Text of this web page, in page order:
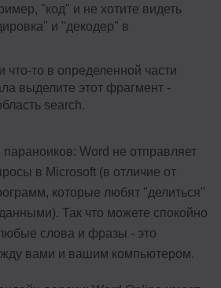
"код" и не хотите видеть
и "декодер" в
что-то в определенной части
выделите этот фрагмент -
search.
Word не отправляет
в Microsoft (в отличие от
которые любят "делиться"
Так что можете спокойно
слова и фразы - это
вами и вашим компьютером.